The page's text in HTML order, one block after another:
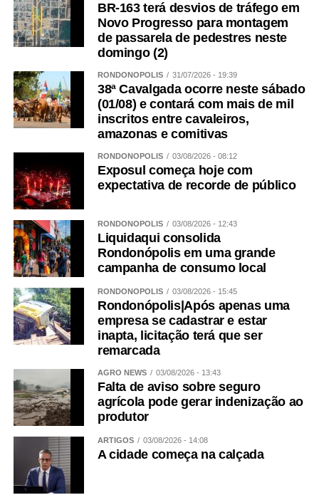
BR-163 terá desvios de tráfego em
Novo Progresso para montagem
de passarela de pedestres neste
domingo (2)
RONDONÓPOLIS 31/07/2026 - 19:39
38ª Cavalgada ocorre neste sábado
(01/08) e contará com mais de mil
inscritos entre cavaleiros,
amazonas e comitivas
RONDONÓPOLIS 03/08/2026 - 08:12
Exposul começa hoje com
expectativa de recorde de público
RONDONÓPOLIS 03/08/2026 - 12:43
Liquidaqui consolida
Rondonópolis em uma grande
campanha de consumo local
RONDONÓPOLIS 03/08/2026 - 15:45
Rondonópolis|Após apenas uma
empresa se cadastrar e estar
inapta, licitação terá que ser
remarcada
AGRO NEWS 03/08/2026 - 13:43
Falta de aviso sobre seguro
agrícola pode gerar indenização ao
produtor
ARTIGOS 03/08/2026 - 14:08
A cidade começa na calçada